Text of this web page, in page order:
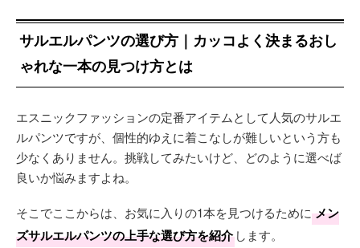
サルエルパンツの選び方｜カッコよく決まるおし
ゃれな一本の見つけ方とは
エスニックファッションの定番アイテムとして人気のサルエ
ルパンツですが、個性的ゆえに着こなしが難しいという方も
少なくありません。挑戦してみたいけど、どのように選べば
良いか悩みますよね。
そこでここからは、お気に入りの1本を見つけるために メン
ズサルエルパンツの上手な選び方を紹介 します。